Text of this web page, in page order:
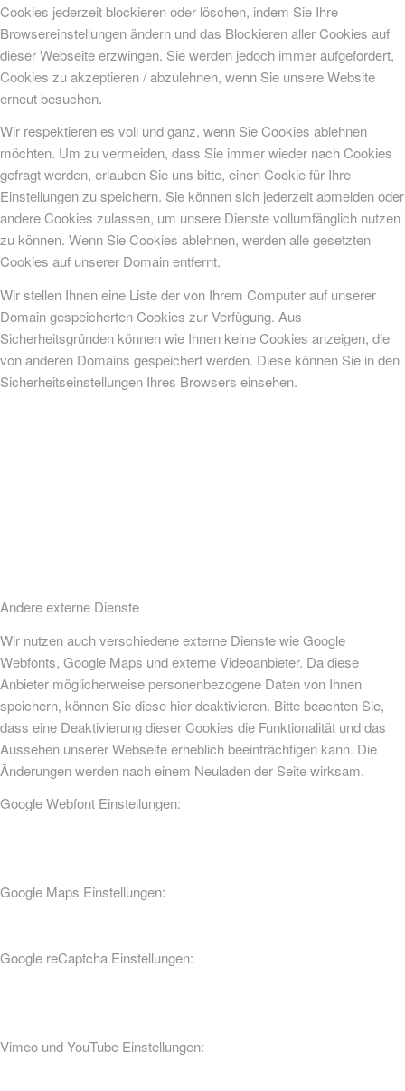
Cookies jederzeit blockieren oder löschen, indem Sie Ihre
Browsereinstellungen ändern und das Blockieren aller Cookies auf
dieser Webseite erzwingen. Sie werden jedoch immer aufgefordert,
Cookies zu akzeptieren / abzulehnen, wenn Sie unsere Website
erneut besuchen.
Wir respektieren es voll und ganz, wenn Sie Cookies ablehnen
möchten. Um zu vermeiden, dass Sie immer wieder nach Cookies
gefragt werden, erlauben Sie uns bitte, einen Cookie für Ihre
Einstellungen zu speichern. Sie können sich jederzeit abmelden oder
andere Cookies zulassen, um unsere Dienste vollumfänglich nutzen
zu können. Wenn Sie Cookies ablehnen, werden alle gesetzten
Cookies auf unserer Domain entfernt.
Wir stellen Ihnen eine Liste der von Ihrem Computer auf unserer
Domain gespeicherten Cookies zur Verfügung. Aus
Sicherheitsgründen können wie Ihnen keine Cookies anzeigen, die
von anderen Domains gespeichert werden. Diese können Sie in den
Sicherheitseinstellungen Ihres Browsers einsehen.
Andere externe Dienste
Wir nutzen auch verschiedene externe Dienste wie Google
Webfonts, Google Maps und externe Videoanbieter. Da diese
Anbieter möglicherweise personenbezogene Daten von Ihnen
speichern, können Sie diese hier deaktivieren. Bitte beachten Sie,
dass eine Deaktivierung dieser Cookies die Funktionalität und das
Aussehen unserer Webseite erheblich beeinträchtigen kann. Die
Änderungen werden nach einem Neuladen der Seite wirksam.
Google Webfont Einstellungen:
Google Maps Einstellungen:
Google reCaptcha Einstellungen:
Vimeo und YouTube Einstellungen: